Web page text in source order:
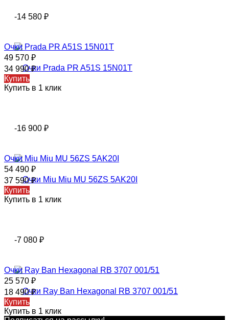
-14 580 ₽
Очки Prada PR A51S 15N01T
49 570 ₽
34 990₽
Купить
Купить в 1 клик
-16 900 ₽
Очки Miu Miu MU 56ZS 5AK20I
54 490 ₽
37 590₽
Купить
Купить в 1 клик
-7 080 ₽
Очки Ray Ban Hexagonal RB 3707 001/51
25 570 ₽
18 490₽
Купить
Купить в 1 клик